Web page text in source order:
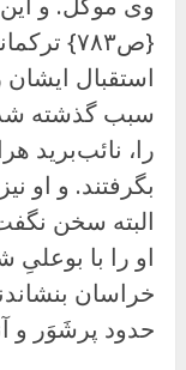
{ص۷۸۳}
استقبال ایشان
سبب گذشته
را، نائب‌برید
بگرفتند. و او
البته سخن
او را با
خراسان
حدود پرشَوَر و